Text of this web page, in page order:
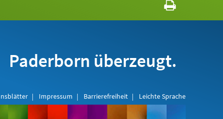
Paderborn überzeugt.
Impressum Barrierefreiheit Leichte Sprache